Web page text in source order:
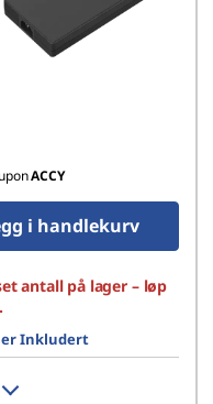
ACCY
i handlekurv
antall på lager – løp
er Inkludert